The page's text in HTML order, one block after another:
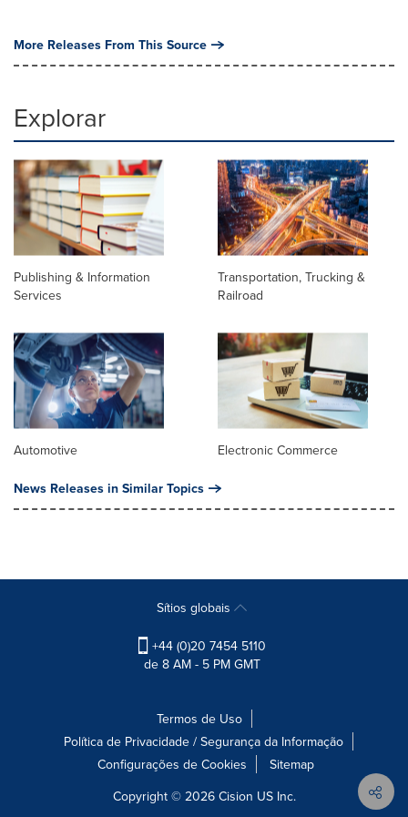
More Releases From This Source
Explorar
Publishing & Information
Services
Transportation, Trucking &
Railroad
Automotive Electronic Commerce
News Releases in Similar Topics
Sítios globais
+44 (0)20 7454 5110
de 8 AM - 5 PM GMT
Termos de Uso
Política de Privacidade / Segurança da Informação
Configurações de Cookies
Sitemap
Copyright © 2026 Cision US Inc.